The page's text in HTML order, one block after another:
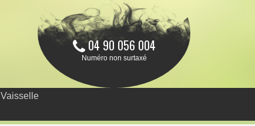
04 90 056 004
Numéro non surtaxé
Vaisselle